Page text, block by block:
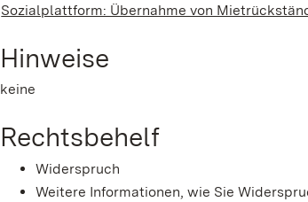
Sozialplattform: Übernahme von
Hinweise
keine
Rechtsbehelf
Widerspruch
Weitere Informationen, wie Sie